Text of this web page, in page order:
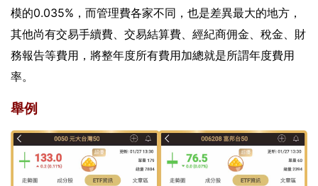
模的0.035%，而管理費各家不同，也是差異最大的地方，
其他尚有交易手續費、交易結算費、經紀商佣金、稅金、財
務報告等費用，將整年度所有費用加總就是所謂年度費用
率。
舉例